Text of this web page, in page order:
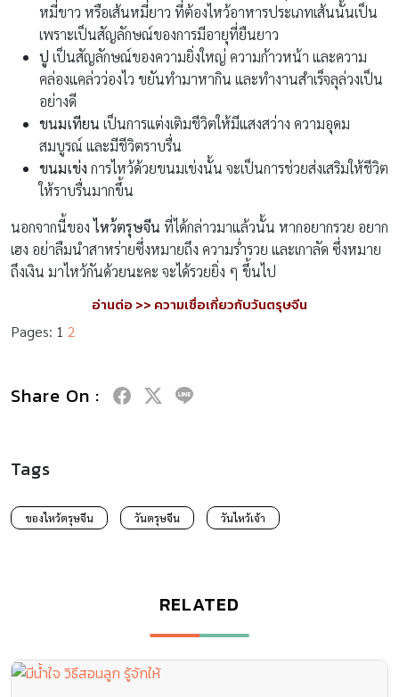
หมี่ขาว หรือเส้นหมี่ยาว ที่ต้องไหว้อาหารประเภทเส้นนั้นเป็น
เพราะเป็นสัญลักษณ์ของการมีอายุที่ยืนยาว
ปู เป็นสัญลักษณ์ของความยิ่งใหญ่ ความก้าวหน้า และความ
คล่องแคล่วว่องไว ขยันทำมาหากิน และทำงานสำเร็จลุล่วงเป็น
อย่างดี
ขนมเทียน เป็นการแต่งเติมชีวิตให้มีแสงสว่าง ความอุดม
สมบูรณ์ และมีชีวิตราบรื่น
ขนมเข่ง การไหว้ด้วยขนมเข่งนั้น จะเป็นการช่วยส่งเสริมให้ชีวิต
ให้ราบรื่นมากขึ้น
นอกจากนี้ของไหว้ตรุษจีน ที่ได้กล่าวมาแล้วนั้น หากอยากรวย อยาก
เฮง อย่าลืมนำสาหร่ายซึ่งหมายถึง ความร่ำรวย และเกาลัด ซึ่งหมาย
ถึงเงิน มาไหว้กันด้วยนะคะ จะได้รวยยิ่ง ๆ ขึ้นไป
อ่านต่อ >> ความเชื่อเกี่ยวกับวันตรุษจีน
Pages: 1 2
Share On :
Tags
ของไหว้ตรุษจีน วันตรุษจีน วันไหว้เจ้า
RELATED